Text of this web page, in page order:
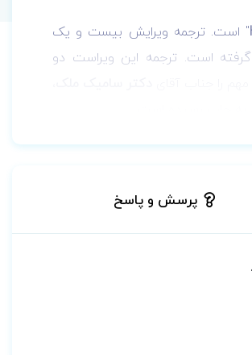
" است. ترجمه ویرایش بیست و یک
است. ترجمه این ویراست دو
پرسش و پاسخ